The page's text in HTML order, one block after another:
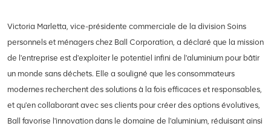
Victoria Marletta, vice-présidente commerciale de la division Soins
personnels et ménagers chez Ball Corporation, a déclaré que la mission
de l'entreprise est d'exploiter le potentiel infini de l'aluminium pour bâtir
un monde sans déchets. Elle a souligné que les consommateurs
modernes recherchent des solutions à la fois efficaces et responsables,
et qu'en collaborant avec ses clients pour créer des options évolutives,
Ball favorise l'innovation dans le domaine de l'aluminium, réduisant ainsi